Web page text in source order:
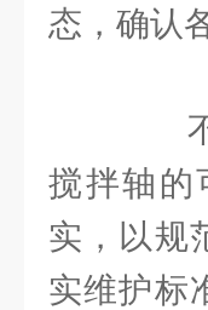
态，确认
不
搅拌轴的
实，以规
实维护标